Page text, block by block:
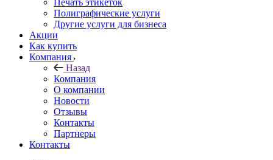
Печать этикеток
Полиграфические услуги
Другие услуги для бизнеса
Акции
Как купить
Компания
Назад
Компания
О компании
Новости
Отзывы
Контакты
Партнеры
Контакты